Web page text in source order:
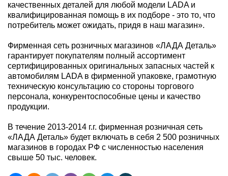
качественных деталей для любой модели LADA и
квалифицированная помощь в их подборе - это то, что
потребитель может ожидать, придя в наш магазин».
Фирменная сеть розничных магазинов «ЛАДА Деталь»
гарантирует покупателям полный ассортимент
сертифицированных оригинальных запасных частей к
автомобилям LADA в фирменной упаковке, грамотную
техническую консультацию со стороны торгового
персонала, конкурентоспособные цены и качество
продукции.
В течение 2013-2014 г.г. фирменная розничная сеть
«ЛАДА Деталь» будет включать в себя 2 500 розничных
магазинов в городах РФ с численностью населения
свыше 50 тыс. человек.